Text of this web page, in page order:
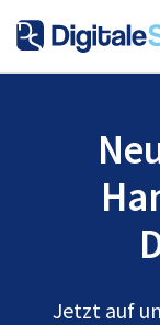
Jetzt auf